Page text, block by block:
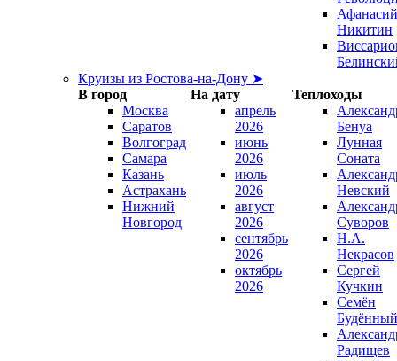
Афанасий
Никитин
Круизы из Ростова-на-Дону ➤
В город
На дату
Теплоходы
Москва
Саратов
Волгоград
Самара
Казань
Астрахань
Нижний
Новгород
апрель
2026
июнь
2026
июль
2026
август
2026
сентябрь
2026
октябрь
2026
Бенуа
Лунная
Соната
Невский
Суворов
Н.А.
Некрасов
Сергей
Кучкин
Семён
Будённый
Радищев